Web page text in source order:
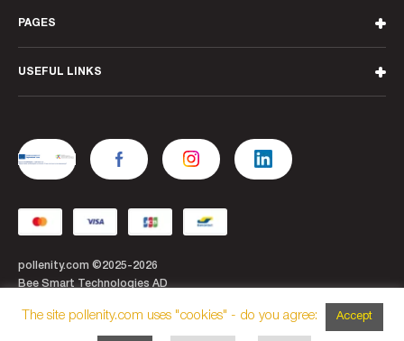
PAGES
USEFUL LINKS
pollenity.com ©2025-2026
Bee Smart Technologies AD
Optimized by SEOble ltd.
The site pollenity.com uses "cookies" - do you agree: Accept